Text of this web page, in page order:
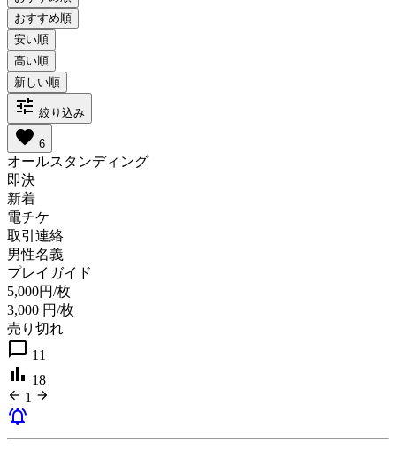
tune 絞り込み
favorite 6
オールスタンディング
即決
新着
電チケ
取引連絡
男性名義
プレイガイド
5,000円/枚
3,000 円/枚
売り切れ
chat_bubble_outline 11
bar_chart 18
arrow_back 1 arrow_forward
notifications_active